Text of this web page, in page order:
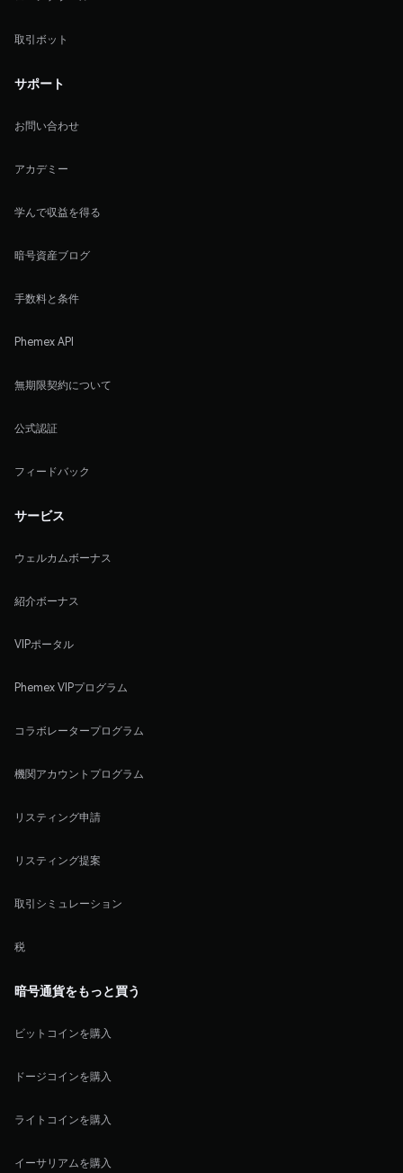
取引ボット
サポート
お問い合わせ
アカデミー
学んで収益を得る
暗号資産ブログ
手数料と条件
Phemex API
無期限契約について
公式認証
フィードバック
サービス
ウェルカムボーナス
紹介ボーナス
VIPポータル
Phemex VIPプログラム
コラボレータープログラム
機関アカウントプログラム
リスティング申請
リスティング提案
取引シミュレーション
税
暗号通貨をもっと買う
ビットコインを購入
ドージコインを購入
ライトコインを購入
イーサリアムを購入